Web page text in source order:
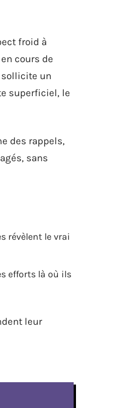
froid à
cours de
un
superficiel, le
des rappels,
sans
révèlent le vrai
efforts là où ils
leur